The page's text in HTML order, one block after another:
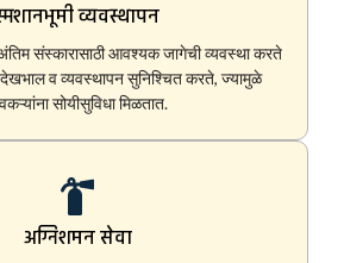
व्यवस्थापन
संस्कारासाठी आवश्यक जागेची व्यवस्था करते
व व्यवस्थापन सुनिश्चित करते, ज्यामुळे
सोयीसुविधा मिळतात.
अग्निशमन सेवा